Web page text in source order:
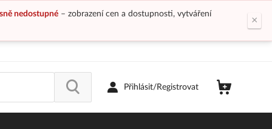
nedostupné– zobrazení cen a dostupnosti, vytváření
×
Přihlásit/Registrovat